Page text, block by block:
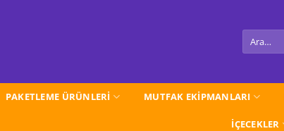
Ara:
PAKETLEME ÜRÜNLERİ MUTFAK EKİPMANLARI
İÇECEKLER